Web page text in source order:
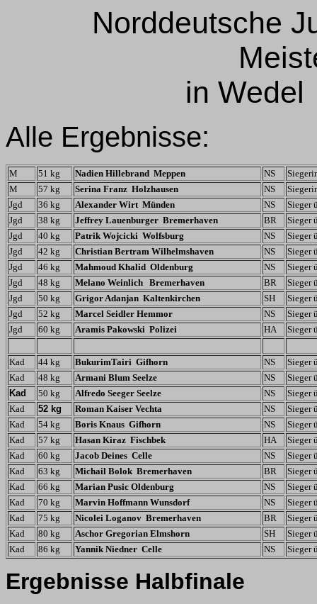
Norddeutsche
in Wedel
Alle Ergebnisse:
M 51 kg Nadien Hillebrand Meppen NS
M
57 kg Serina Franz Holzhausen NS
Jgd
36 kg Alexander Wirt Münden NS
Sieger
Jgd
38 kg Jeffrey Lauenburger Bremerhaven BR
Sieger
Jgd
40 kg Patrik Wojcicki Wolfsburg NS
Sieger
Jgd
42 kg Christian Bertram Wilhelmshaven NS
Sieger
Jgd
46 kg Mahmoud Khalid Oldenburg NS
Sieger
Jgd
48 kg Melano Weinlich Bremerhaven BR
Sieger
Jgd
50 kg Grigor Adanjan Kaltenkirchen SH
Sieger
Jgd
52 kg Marcel Seidler Hemmor NS
Sieger
Jgd
60 kg Aramis Pakowski Polizei HA Sieger
Kad 44 kg BukurimTairi Gifhorn NS
Sieger
Kad
48 kg Armani Blum Seelze NS
Sieger
Kad
50 kg Alfredo Seeger Seelze NS
Sieger
Kad
52 kg Roman Kaiser Vechta NS
Sieger
Kad
54 kg Boris Knaus Gifhorn NS
Sieger
Kad
57 kg Hasan Kiraz Fischbek HA
Sieger
Kad
60 kg Jacob Deines Celle NS
Sieger
Kad
63 kg Michail Bolok Bremerhaven BR
Sieger
Kad
66 kg Marian Pusic Oldenburg NS
Sieger
Kad
70 kg Marvin Hoffmann Wunsdorf NS
Sieger
Kad
75 kg Nicolei Loganov Bremerhaven BR
Sieger
Kad
80 kg Aschor Gregorian Elmshorn SH
Sieger
Kad
86 kg Yannik Niedner Celle NS Sieger
Ergebnisse Halbfinale